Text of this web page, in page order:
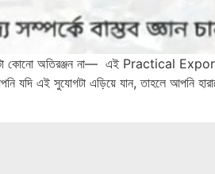
এটা কোনো অতিরঞ্জন না— এই
এই সুযোগটা এড়িয়ে যান, তাহলে আপনি